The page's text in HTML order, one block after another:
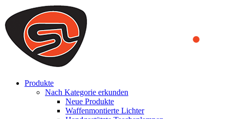
We use cookies to ensure that we provide you the best experience
on our website. By continuing to browse this website, you accept
that cookies are used to help us analyze how the website is used and
to offer you a better experience. To learn more or to find out how
you can disable cookies, you can access our
Produkte
Nach Kategorie erkunden
Neue Produkte
Waffenmontierte Lichter